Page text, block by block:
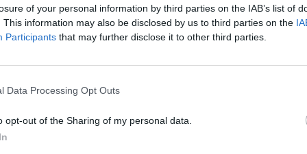
of your personal information by third parties on the IAB’s list of
This information may also be disclosed by us to third parties on the
Participants that may further disclose it to other third parties.
Data Processing Opt Outs
opt-out of the Sharing of my personal data.